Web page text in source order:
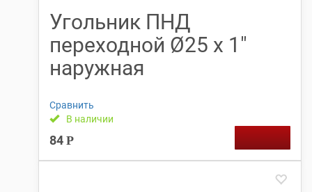
Угольник ПНД
переходной Ø25 х 1″
наружная
Сравнить
В наличии
84 Р